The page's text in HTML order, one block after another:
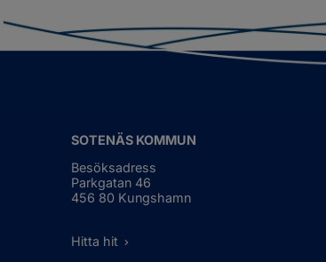
SOTENÄS KOMMUN
Besöksadress
Parkgatan 46
456 80 Kungshamn
Hitta hit